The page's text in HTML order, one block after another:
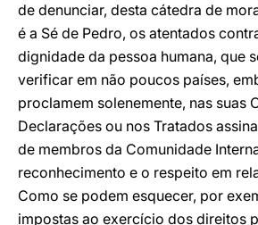
de denunciar, desta cátedra de
é a Sé de Pedro, os atentados
dignidade da pessoa humana, que
verificar em não poucos países,
proclamem solenemente, nas suas
Declarações ou nos Tratados
de membros da Comunidade
reconhecimento e o respeito em
Como se podem esquecer, por
impostas ao exercício dos direitos